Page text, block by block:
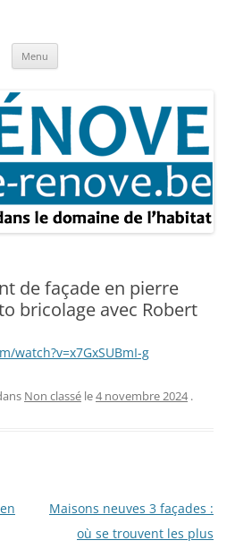
Menu
de façade en pierre
bricolage avec Robert
watch?v=x7GxSUBmI-g
Non classé le4 novembre 2024 .
Maisons neuves 3 façades :
où se trouvent les plus